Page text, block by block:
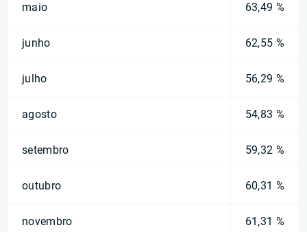
maio 63,49 %
junho 62,55 %
julho 56,29 %
agosto 54,83 %
setembro 59,32 %
outubro 60,31 %
novembro 61,31 %